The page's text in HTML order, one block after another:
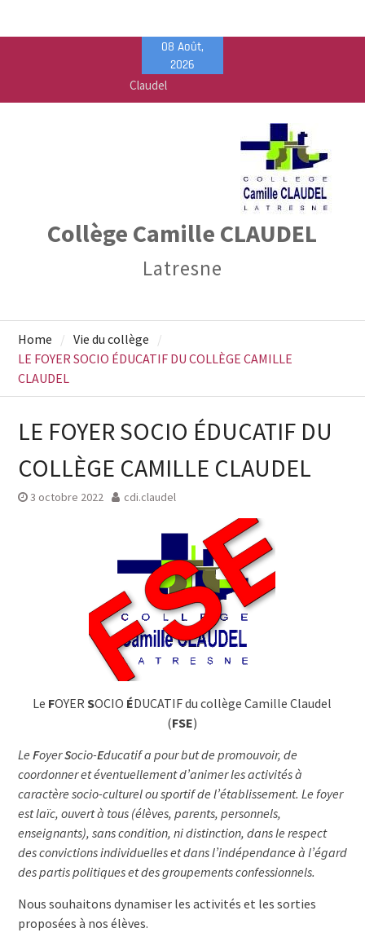
08 Août,
2026
Vente de fournitures scolaires – PEEP & Bureau
Vallée
Liste des fournitures 2026-2027 – Collège Camille
Collège Camille CLAUDEL
Latresne
Home
Vie du collège
LE FOYER SOCIO ÉDUCATIF DU COLLÈGE CAMILLE
CLAUDEL
LE FOYER SOCIO ÉDUCATIF DU
COLLÈGE CAMILLE CLAUDEL
3 octobre 2022 cdi.claudel
Le FOYERSOCIO ÉDUCATIF du collège Camille Claudel
(FSE)
Le FoyerSocio-Educatif a pour but de promouvoir, de
coordonner et éventuellement d’animer les activités à
caractère socio-culturel ou sportif de l’établissement. Le foyer
est laïc, ouvert à tous (élèves, parents, personnels,
enseignants), sans condition, ni distinction, dans le respect
des convictions individuelles et dans l’indépendance à l’égard
des partis politiques et des groupements confessionnels.
Nous souhaitons dynamiser les activités et les sorties
proposées à nos élèves.